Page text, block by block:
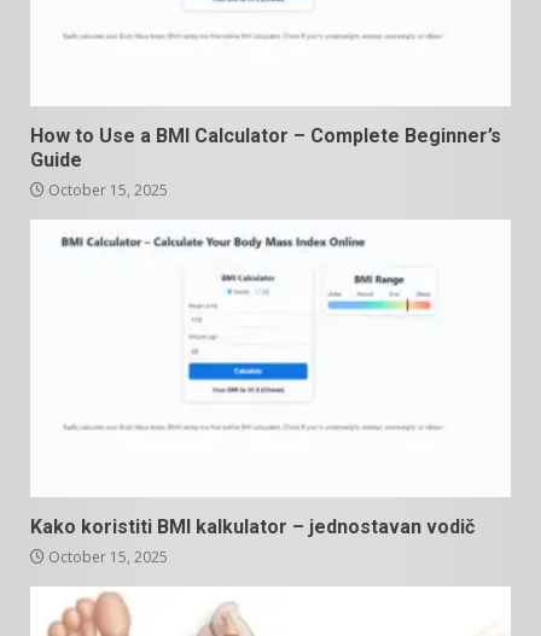
How to Use a BMI Calculator – Complete Beginner’s
Guide
October 15, 2025
Kako koristiti BMI kalkulator – jednostavan vodič
October 15, 2025